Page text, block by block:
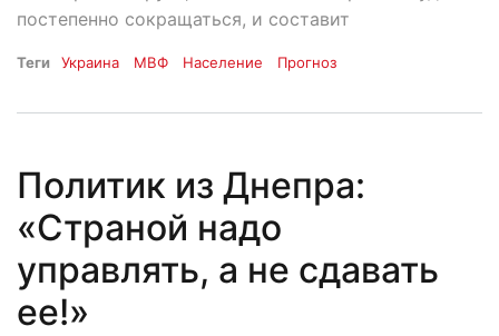
постепенно сокращаться, и составит
Теги Украина МВФ Население Прогноз
Политик из Днепра:
«Страной надо
управлять, а не сдавать
ее!»